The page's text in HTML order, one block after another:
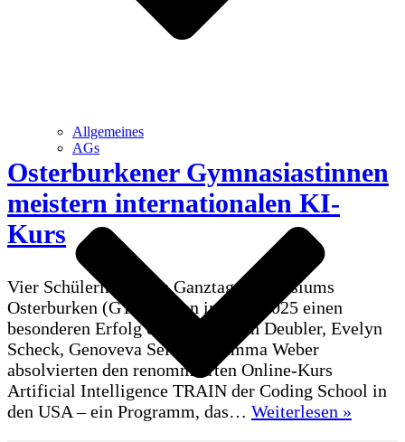
Allgemeines
AGs
KI
Osterburkener Gymnasiastinnen
meistern internationalen KI-
Kurs
Vier Schülerinnen des Ganztagsgymnasiums
Osterburken (GTO) haben im Mai 2025 einen
besonderen Erfolg erzielt: Hannah Deubler, Evelyn
Scheck, Genoveva Seitz und Emma Weber
absolvierten den renommierten Online-Kurs
Artificial Intelligence TRAIN der Coding School in
den USA – ein Programm, das… Weiterlesen »